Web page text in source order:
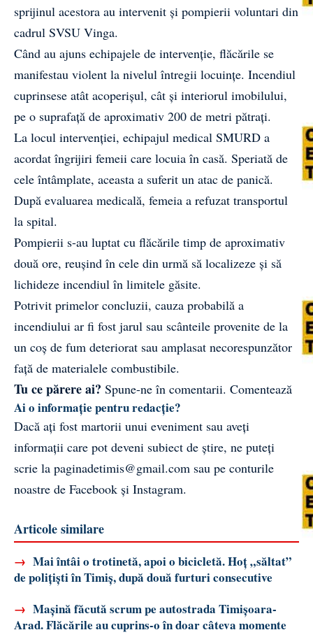
sprijinul acestora au intervenit și pompierii voluntari din
cadrul SVSU Vinga.
Când au ajuns echipajele de intervenție, flăcările se
manifestau violent la nivelul întregii locuințe. Incendiul
cuprinsese atât acoperișul, cât și interiorul imobilului,
pe o suprafață de aproximativ 200 de metri pătrați.
La locul intervenției, echipajul medical SMURD a
acordat îngrijiri femeii care locuia în casă. Speriată de
cele întâmplate, aceasta a suferit un atac de panică.
După evaluarea medicală, femeia a refuzat transportul
la spital.
Pompierii s-au luptat cu flăcările timp de aproximativ
două ore, reușind în cele din urmă să localizeze și să
lichideze incendiul în limitele găsite.
Potrivit primelor concluzii, cauza probabilă a
incendiului ar fi fost jarul sau scânteile provenite de la
un coș de fum deteriorat sau amplasat necorespunzător
față de materialele combustibile.
Tu ce părere ai? Spune-ne în comentarii. Comentează
Ai o informație pentru redacție?
Dacă ați fost martorii unui eveniment sau aveți
informații care pot deveni subiect de știre, ne puteți
scrie la paginadetimis@gmail.com sau pe conturile
noastre de Facebook și Instagram.
Articole similare
→ Mai întâi o trotinetă, apoi o bicicletă. Hoț „săltat”
de polițiști în Timiș, după două furturi consecutive
→ Mașină făcută scrum pe autostrada Timișoara-
Arad. Flăcările au cuprins-o în doar câteva momente